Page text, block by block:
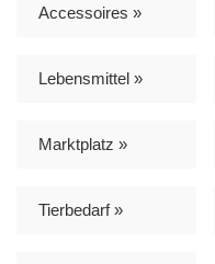
Accessoires »
Lebensmittel »
Marktplatz »
Tierbedarf »